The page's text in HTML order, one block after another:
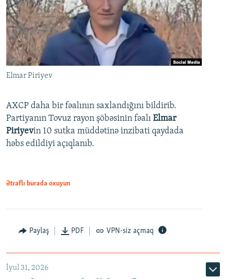
Elmar Piriyev
AXCP daha bir fəalının saxlandığını bildirib.
Partiyanın Tovuz rayon şöbəsinin fəalı Elmar
Piriyevin 10 sutka müddətinə inzibati qaydada
həbs edildiyi açıqlanıb.
Ətraflı burada oxuyun
Paylaş PDF VPN-siz açmaq
İyul 31, 2026